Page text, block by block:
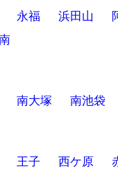
永福 浜田山
南大塚 南池袋
王子 西ケ原